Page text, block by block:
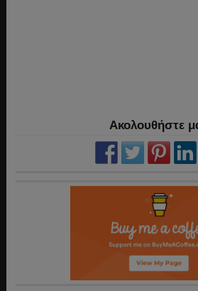
Ακολουθήστε